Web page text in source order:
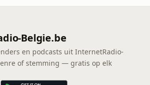
Belgie.be
en podcasts uit InternetRadio-
of stemming — gratis op elk